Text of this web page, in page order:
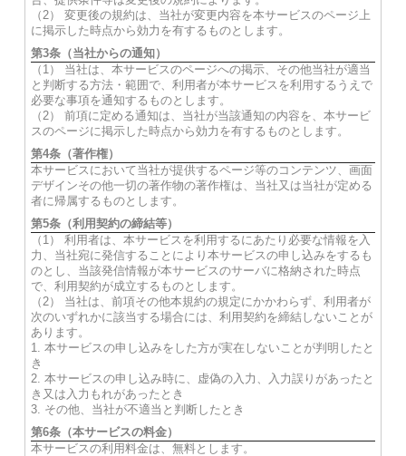
（2） 変更後の規約は、当社が変更内容を本サービスのページ上
に掲示した時点から効力を有するものとします。
第3条（当社からの通知）
（1） 当社は、本サービスのページへの掲示、その他当社が適当
と判断する方法・範囲で、利用者が本サービスを利用するうえで
必要な事項を通知するものとします。
（2） 前項に定める通知は、当社が当該通知の内容を、本サービ
スのページに掲示した時点から効力を有するものとします。
第4条（著作権）
本サービスにおいて当社が提供するページ等のコンテンツ、画面
デザインその他一切の著作物の著作権は、当社又は当社が定める
者に帰属するものとします。
第5条（利用契約の締結等）
（1） 利用者は、本サービスを利用するにあたり必要な情報を入
力、当社宛に発信することにより本サービスの申し込みをするも
のとし、当該発信情報が本サービスのサーバに格納された時点
で、利用契約が成立するものとします。
（2） 当社は、前項その他本規約の規定にかかわらず、利用者が
次のいずれかに該当する場合には、利用契約を締結しないことが
あります。
1. 本サービスの申し込みをした方が実在しないことが判明したと
き
2. 本サービスの申し込み時に、虚偽の入力、入力誤りがあったと
き又は入力もれがあったとき
3. その他、当社が不適当と判断したとき
第6条（本サービスの料金）
本サービスの利用料金は、無料とします。